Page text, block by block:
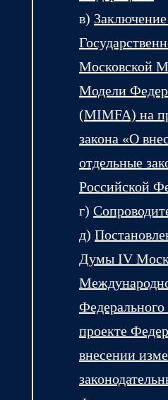
в)
Московской
Модели
(MIMFA) на
закона «О
отдельные
Российской
г)
д)
Думы IV
проекте
внесении